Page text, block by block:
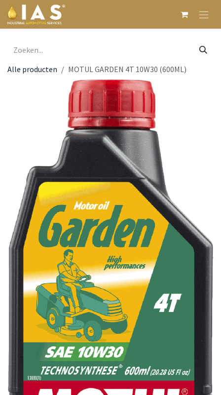
Overslaan naar inhoud
Alle producten MOTUL GARDEN 4T 10W30 (600ML)